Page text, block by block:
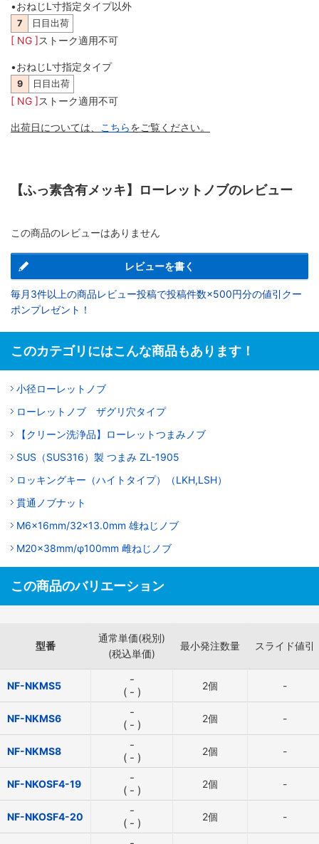
•おねじL寸指定タイプ以外
7 日目出荷
[ NG ]ストーク適用不可
•おねじL寸指定タイプ
9 日目出荷
[ NG ]ストーク適用不可
出荷日については、 こちらをご覧ください。
【ふっ素含有メッキ】ローレットノブのレビュー
この商品のレビューはありません
レビューを書く
毎月3件以上の商品レビュー投稿で投稿件数×500円分の値引クー
ポンプレゼント！
このカテゴリにはこんな商品もあります！
小径ローレットノブ
ローレットノブ ザグリ穴タイプ
【クリーン洗浄品】ローレットつまみノブ
SUS（SUS316）製 つまみ ZL-1905
ロッキングキー（ハイトタイプ）（LKH,LSH）
貫通ノブナット
M6x16mm/32x13.0mm 雄ねじノブ
M20x38mm/φ100mm 雌ねじノブ
この商品のバリエーション
型番
通常単価(税別)
(税込単価)
最小発注数量 スライド値引
NF-NKMS5
-
( - ) 2個 -
NF-NKMS6
-
( - ) 2個 -
NF-NKMS8
-
( - ) 2個 -
NF-NKOSF4-19
-
( - ) 2個 -
NF-NKOSF4-20
-
( - ) 2個 -